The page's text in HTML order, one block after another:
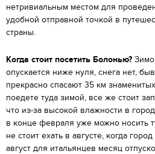
нетривиальным местом для
удобной отправной точкой в
страны.
Когда стоит посетить Болонью?
опускается ниже нуля, снега нет,
прекрасно спасают 35 км
поедете туда зимой, все же стоит
что из-за высокой влажности в
в конце февраля уже можно носить
не стоит ехать в августе, когда
август для итальянцев месяц